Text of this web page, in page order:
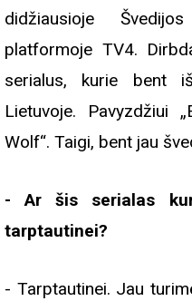
didžiausioje
platformoje TV4.
serialus, kurie bent
Lietuvoje. Pavyzdžiui
Wolf“. Taigi, bent jau
- Ar šis serialas
tarptautinei?
- Tarptautinei. Jau